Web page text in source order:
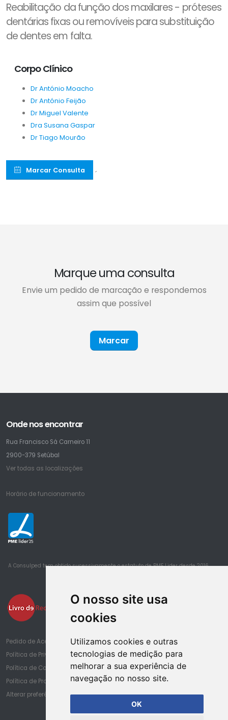
O nosso site usa
cookies
Utilizamos cookies e outras
tecnologias de medição para
melhorar a sua experiência de
navegação no nosso site.
OK
Reabilitação da função dos maxilares - próteses
dentárias fixas ou removíveis para substituição
de dentes em falta.
Corpo Clínico
Dr António Moacho
Dr António Feijão
Dr Miguel Valente
Dra Susana Gaspar
Dr Tiago Mourão
Marcar Consulta ´
Marque uma consulta
Envie um pedido de marcação e respondemos
assim que possível
Marcar
Onde nos encontrar
Rua Francisco Sá Carneiro 11
2900-379 Setúbal
Ver todas as localizações
Horário de funcionamento
25
A Consulped tem obtido sucessivamente o estatuto de PME Lider desde 2016
Pedido de Acesso à Informação de Saúde
Política de Privacidade
Política de Cookies
Política de Proteção de Dados
Alterar preferências de cookies